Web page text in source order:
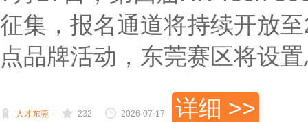
征集，报名通道将持续开放
点品牌活动，东莞赛区将设
人才东莞 232 2026-07-17 详细 >>